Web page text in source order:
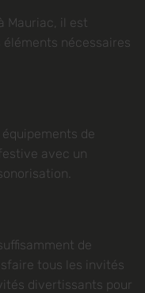
Mauriac, il est
nécessaires
de
avec un
de
tous les invités
divertissants pour